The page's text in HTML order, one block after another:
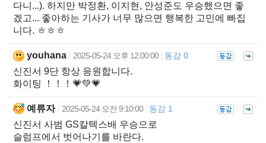
다니...). 하지만 박정환, 이지현, 안성준도 우승했으면 좋
겠고... 좋아하는 기사가 너무 많으면 행복한 고민에 빠집
니다. ㅎㅎㅎ
youhana 2025-05-24 오후 12:00:00 동감 0
신진서 9단 항상 응원합니다.
화이팅 ！！！💗💚💗
예류자 2025-05-24 오전 9:10:00 동감 1
신진서 사범 GS칼텍스배 우승으로
슬럼프에서 벗어나기를 바란다.